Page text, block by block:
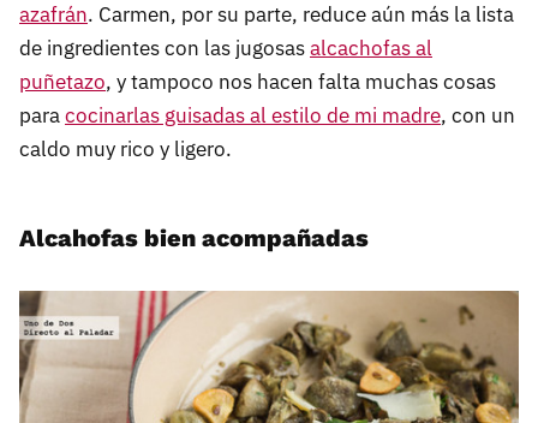
azafrán. Carmen, por su parte, reduce aún más la lista
de ingredientes con las jugosasalcachofas al
puñetazo, y tampoco nos hacen falta muchas cosas
paracocinarlas guisadas al estilo de mi madre, con un
caldo muy rico y ligero.
Alcahofas bien acompañadas